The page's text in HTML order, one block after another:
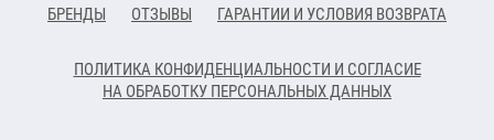
БРЕНДЫ ОТЗЫВЫ ГАРАНТИИ И УСЛОВИЯ ВОЗВРАТА
ПОЛИТИКА КОНФИДЕНЦИАЛЬНОСТИ И СОГЛАСИЕ
НА ОБРАБОТКУ ПЕРСОНАЛЬНЫХ ДАННЫХ